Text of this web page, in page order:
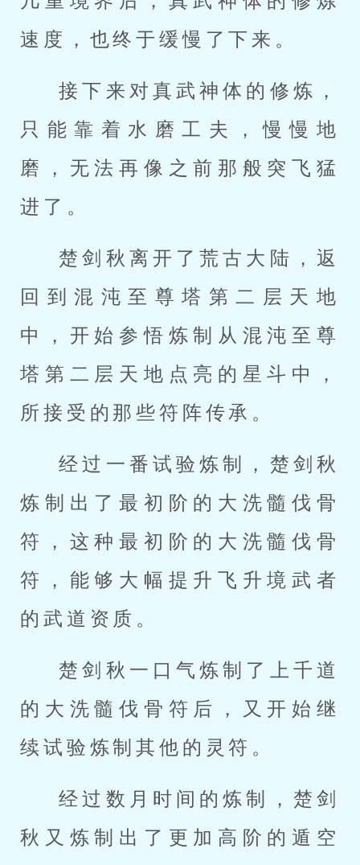
速度，也终于缓慢了下来。
接下来对真武神体的修炼，
只能靠着水磨工夫，慢慢地
磨，无法再像之前那般突飞猛
进了。
楚剑秋离开了荒古大陆，返
回到混沌至尊塔第二层天地
中，开始参悟炼制从混沌至尊
塔第二层天地点亮的星斗中，
所接受的那些符阵传承。
经过一番试验炼制，楚剑秋
炼制出了最初阶的大洗髓伐骨
符，这种最初阶的大洗髓伐骨
符，能够大幅提升飞升境武者
的武道资质。
楚剑秋一口气炼制了上千道
的大洗髓伐骨符后，又开始继
续试验炼制其他的灵符。
经过数月时间的炼制，楚剑
秋又炼制出了更加高阶的遁空